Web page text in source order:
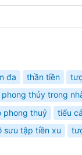
đa thần tiền
thủy trong
phong thuỷ tiểu
sưu tập tiền xu